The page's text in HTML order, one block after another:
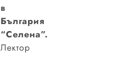
в
България
“Селена”.
Лектор